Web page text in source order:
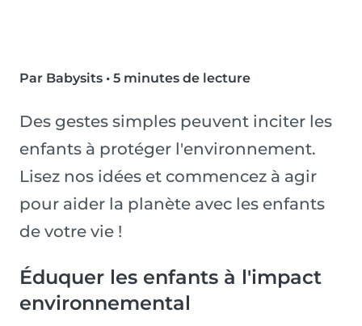
Par Babysits • 5 minutes de lecture
Des gestes simples peuvent inciter les
enfants à protéger l'environnement.
Lisez nos idées et commencez à agir
pour aider la planète avec les enfants
de votre vie !
Éduquer les enfants à l'impact
environnemental